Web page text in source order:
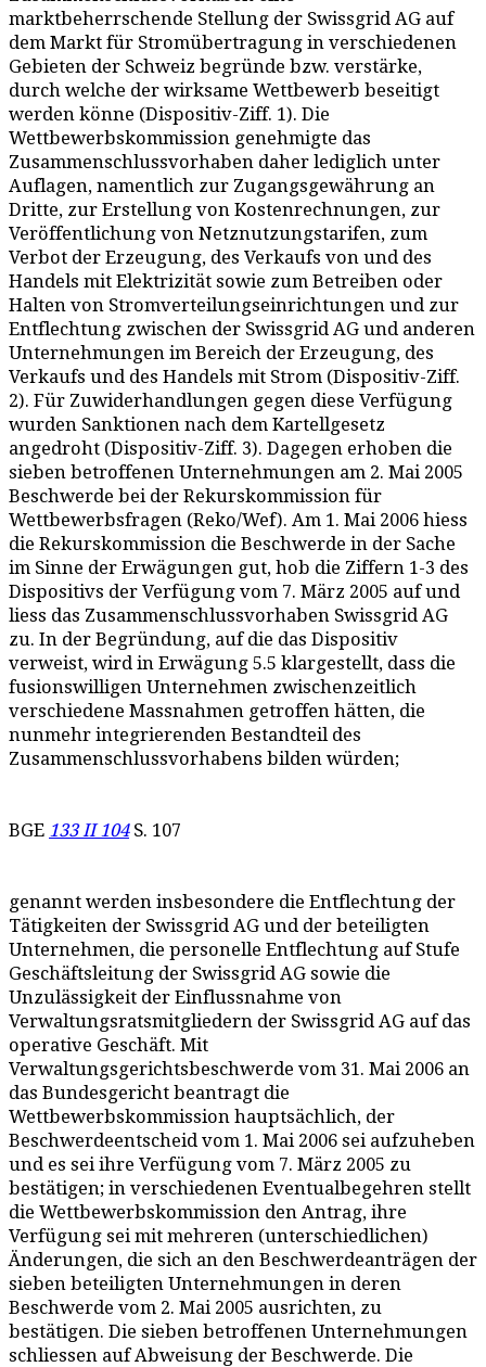
marktbeherrschende Stellung der Swissgrid AG auf
dem Markt für Stromübertragung in verschiedenen
Gebieten der Schweiz begründe bzw. verstärke,
durch welche der wirksame Wettbewerb beseitigt
werden könne (Dispositiv-Ziff. 1). Die
Wettbewerbskommission genehmigte das
Zusammenschlussvorhaben daher lediglich unter
Auflagen, namentlich zur Zugangsgewährung an
Dritte, zur Erstellung von Kostenrechnungen, zur
Veröffentlichung von Netznutzungstarifen, zum
Verbot der Erzeugung, des Verkaufs von und des
Handels mit Elektrizität sowie zum Betreiben oder
Halten von Stromverteilungseinrichtungen und zur
Entflechtung zwischen der Swissgrid AG und anderen
Unternehmungen im Bereich der Erzeugung, des
Verkaufs und des Handels mit Strom (Dispositiv-Ziff.
2). Für Zuwiderhandlungen gegen diese Verfügung
wurden Sanktionen nach dem Kartellgesetz
angedroht (Dispositiv-Ziff. 3). Dagegen erhoben die
sieben betroffenen Unternehmungen am 2. Mai 2005
Beschwerde bei der Rekurskommission für
Wettbewerbsfragen (Reko/Wef). Am 1. Mai 2006 hiess
die Rekurskommission die Beschwerde in der Sache
im Sinne der Erwägungen gut, hob die Ziffern 1-3 des
Dispositivs der Verfügung vom 7. März 2005 auf und
liess das Zusammenschlussvorhaben Swissgrid AG
zu. In der Begründung, auf die das Dispositiv
verweist, wird in Erwägung 5.5 klargestellt, dass die
fusionswilligen Unternehmen zwischenzeitlich
verschiedene Massnahmen getroffen hätten, die
nunmehr integrierenden Bestandteil des
Zusammenschlussvorhabens bilden würden;
BGE 133 II 104S. 107
genannt werden insbesondere die Entflechtung der
Tätigkeiten der Swissgrid AG und der beteiligten
Unternehmen, die personelle Entflechtung auf Stufe
Geschäftsleitung der Swissgrid AG sowie die
Unzulässigkeit der Einflussnahme von
Verwaltungsratsmitgliedern der Swissgrid AG auf das
operative Geschäft. Mit
Verwaltungsgerichtsbeschwerde vom 31. Mai 2006 an
das Bundesgericht beantragt die
Wettbewerbskommission hauptsächlich, der
Beschwerdeentscheid vom 1. Mai 2006 sei aufzuheben
und es sei ihre Verfügung vom 7. März 2005 zu
bestätigen; in verschiedenen Eventualbegehren stellt
die Wettbewerbskommission den Antrag, ihre
Verfügung sei mit mehreren (unterschiedlichen)
Änderungen, die sich an den Beschwerdeanträgen der
sieben beteiligten Unternehmungen in deren
Beschwerde vom 2. Mai 2005 ausrichten, zu
bestätigen. Die sieben betroffenen Unternehmungen
schliessen auf Abweisung der Beschwerde. Die